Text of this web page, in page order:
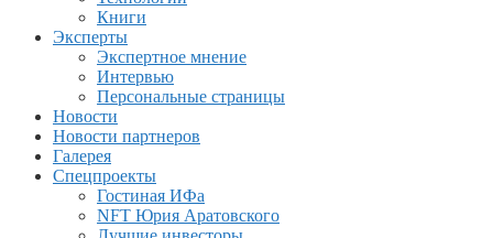
Книги
Эксперты
Экспертное мнение
Интервью
Персональные страницы
Новости
Новости партнеров
Галерея
Спецпроекты
Гостиная ИФа
NFT Юрия Аратовского